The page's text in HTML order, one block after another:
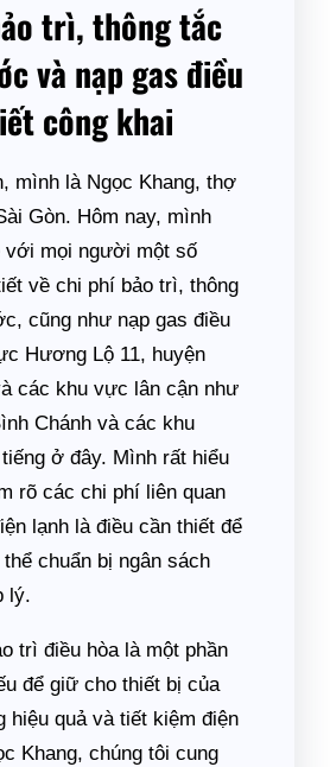
trì, thông tắc
và nạp gas điều
công khai
mình là Ngọc Khang, thợ
Gòn. Hôm nay, mình
với mọi người một số
về chi phí bảo trì, thông
cũng như nạp gas điều
Hương Lộ 11, huyện
các khu vực lân cận như
Chánh và các khu
ở đây. Mình rất hiểu
rõ các chi phí liên quan
lạnh là điều cần thiết để
chuẩn bị ngân sách
lý.
trì điều hòa là một phần
để giữ cho thiết bị của
hiệu quả và tiết kiệm điện
Khang, chúng tôi cung